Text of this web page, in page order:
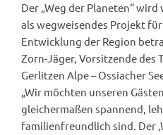
Der „Weg der Planeten“
als wegweisendes Projekt
Entwicklung der Region
Zorn-Jäger, Vorsitzende des
Gerlitzen Alpe – Ossiacher
„Wir möchten unseren
gleichermaßen spannend,
familienfreundlich sind. Der